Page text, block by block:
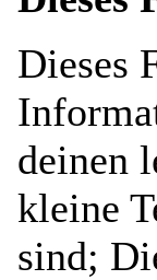
Dieses
deinen
kleine
sind;